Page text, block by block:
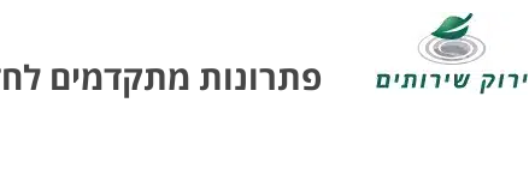
פתרונות מתקדמים